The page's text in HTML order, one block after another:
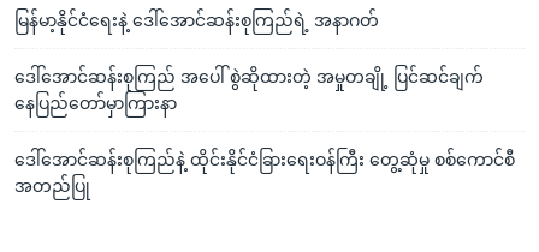
မြန်မာ့နိုင်ငံရေးနဲ့ ဒေါ်အောင်ဆန်းစုကြည်ရဲ့ အနာဂတ်
ဒေါ်အောင်ဆန်းစုကြည် အပေါ် စွဲဆိုထားတဲ့ အမှုတချို့ ပြင်ဆင်ချက်
နေပြည်တော်မှာကြားနာ
ဒေါ်အောင်ဆန်းစုကြည်နဲ့ ထိုင်းနိုင်ငံခြားရေးဝန်ကြီး တွေ့ဆုံမှု စစ်ကောင်စီ
အတည်ပြု